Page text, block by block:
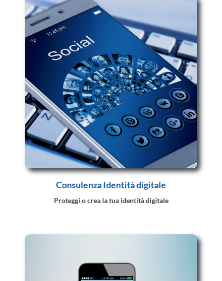
Consulenza Identità digitale
Proteggi o crea la tua identità digitale